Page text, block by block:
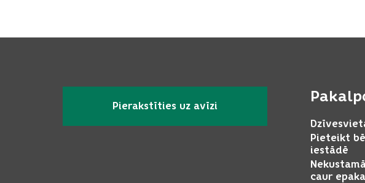
Pierakstīties uz avīzi
Pieteikt
iestādē
caur